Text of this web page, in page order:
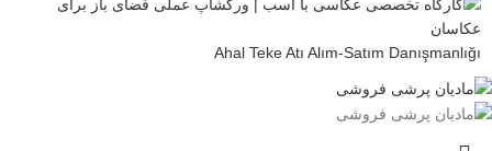
Ahal Teke Atı Alım-Satım Danışmanlığı